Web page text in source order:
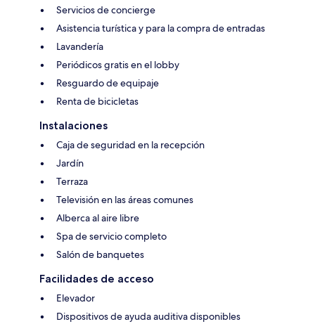
Servicios de concierge
Asistencia turística y para la compra de entradas
Lavandería
Periódicos gratis en el lobby
Resguardo de equipaje
Renta de bicicletas
Instalaciones
Caja de seguridad en la recepción
Jardín
Terraza
Televisión en las áreas comunes
Alberca al aire libre
Spa de servicio completo
Salón de banquetes
Facilidades de acceso
Elevador
Dispositivos de ayuda auditiva disponibles